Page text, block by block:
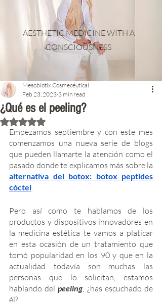
AESTHETIC MEDICINE WITH A
CONSCIOUSNESS
¿Qué es el peeling?
Mesobiotix Cosmecéutical
Feb 23, 2023 3 min read
Rated NaN out of 5 stars.
Empezamos septiembre y con este mes
comenzamos una nueva serie de blogs
que pueden llamarte la atención como el
alternativa del botox: botox peptides
cóctel
Pero así como te hablamos de los
productos y dispositivos innovadores en
la medicina estética te vamos a platicar
en esta ocasión de un tratamiento que
tomó popularidad en los 90 y que en la
actualidad todavía son muchas las
personas que lo solicitan, estamos
hablando del peeling , ¿has escuchado de
él?